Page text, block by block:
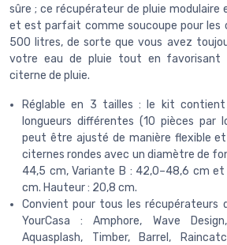
sûre ; ce récupérateur de pluie modulaire
et est parfait comme soucoupe pour les
500 litres, de sorte que vous avez
votre eau de pluie tout en favorisant
citerne de pluie.
Réglable en 3 tailles : le kit
longueurs différentes (10 pièces par
peut être ajusté de manière flexible
citernes rondes avec un diamètre de
44,5 cm, Variante B : 42,0–48,6 cm et
cm. Hauteur : 20,8 cm.
Convient pour tous les récupérateurs
YourCasa : Amphore, Wave
Aquasplash, Timber, Barrel,